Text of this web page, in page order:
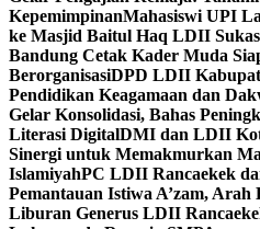
KepemimpinanMahasiswi UPI
ke Masjid Baitul Haq LDII
Bandung Cetak Kader Muda
BerorganisasiDPD LDII
Pendidikan Keagamaan dan
Gelar Konsolidasi, Bahas
Literasi DigitalDMI dan LDII
Sinergi untuk Memakmurkan
IslamiyahPC LDII Rancaekek
Pemantauan Istiwa A’zam,
Liburan Generus LDII